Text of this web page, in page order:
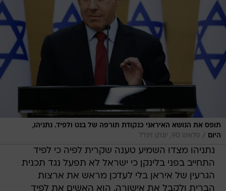
תופס את הנושא האיראני כנקודת תורפה של בנט ולפיד. נתניהו,
היום
/ פלאש 90, יונתן זינדל
נתניהו מצדו השמיע טענה שקרית לפיה כי לפיד
התחייב בפני בלינקן כי ישראל לא תפעל נגד תכנית
הגרעין של איראן בלי לעדכן מראש את ארצות
הברית ולקבל את אישורה. הוא האשים את לפיד